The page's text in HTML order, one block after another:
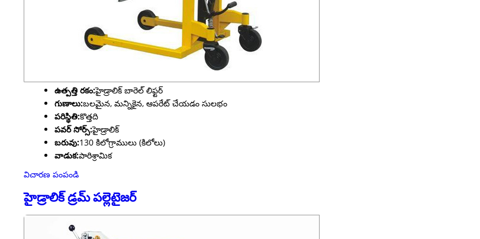
ఉత్పత్తి రకం:హైడ్రాలిక్ బారెల్ లిఫ్టర్
గుణాలు:బలమైన, మన్నికైన, ఆపరేట్ చేయడం సులభం
పరిస్థితి:కొత్తది
పవర్ సోర్స్:హైడ్రాలిక్
బరువు:130 కిలోగ్రాములు (కిలోలు)
వాడుక:పారిశ్రామిక
విచారణ పంపండి
హైడ్రాలిక్ డ్రమ్ పల్లెటైజర్